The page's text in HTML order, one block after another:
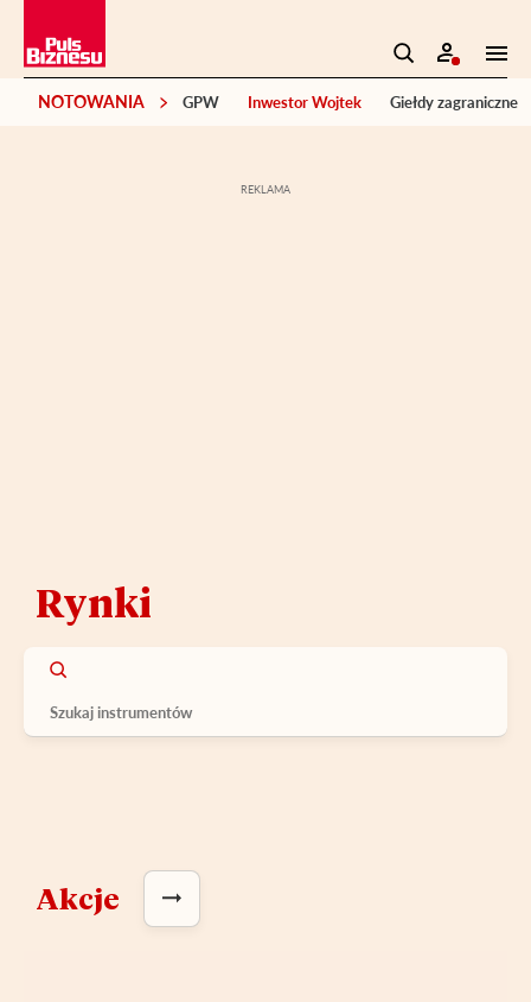
NOTOWANIA GPW Inwestor Wojtek Giełdy zagraniczne
Rynki
Akcje